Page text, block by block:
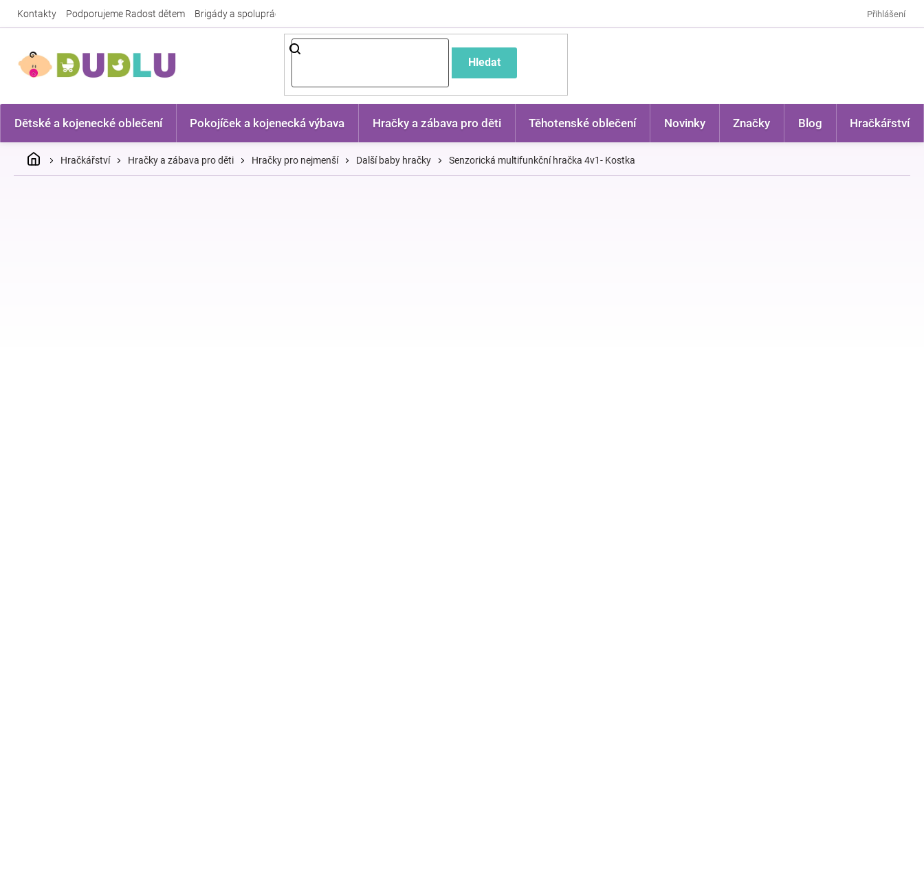
Kontakty Podporujeme Radost dětem Brigády a spolupráce Přihlášení
Hledat
Dětské a kojenecké oblečení Pokojíček a kojenecká výbava Hračky a zábava pro děti Těhotenské oblečení Novinky Značky Blog Hračkářství
DomůHračkářství Hračky a zábava pro děti Hračky pro nejmenší Další baby hračky Senzorická multifunkční hračka 4v1- Kostka